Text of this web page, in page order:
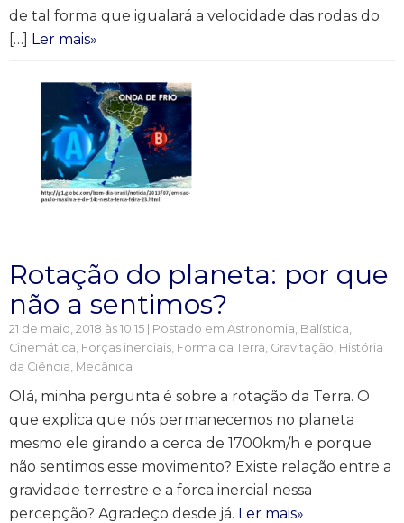
de tal forma que igualará a velocidade das rodas do
[…] Ler mais»
Rotação do planeta: por que
não a sentimos?
21 de maio, 2018 às 10:15 | Postado em Astronomia, Balística,
Cinemática, Forças inerciais, Forma da Terra, Gravitação, História
da Ciência, Mecânica
Olá, minha pergunta é sobre a rotação da Terra. O
que explica que nós permanecemos no planeta
mesmo ele girando a cerca de 1700km/h e porque
não sentimos esse movimento? Existe relação entre a
gravidade terrestre e a forca inercial nessa
percepção? Agradeço desde já. Ler mais»